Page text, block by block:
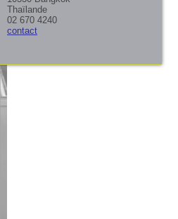
Thaïlande
02 670 4240
contact